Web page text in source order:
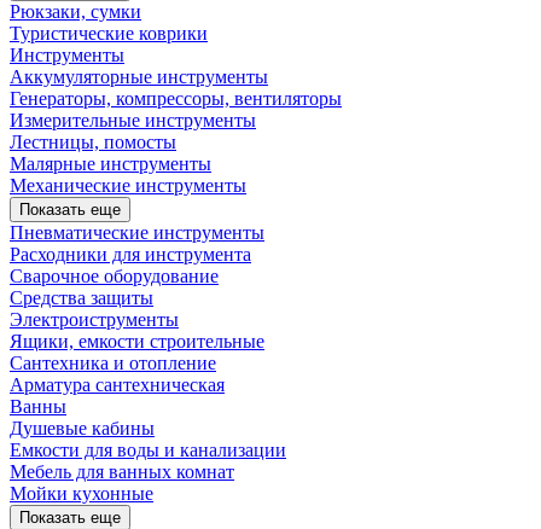
Рюкзаки, сумки
Туристические коврики
Инструменты
Аккумуляторные инструменты
Генераторы, компрессоры, вентиляторы
Измерительные инструменты
Лестницы, помосты
Малярные инструменты
Механические инструменты
Показать еще
Пневматические инструменты
Расходники для инструмента
Сварочное оборудование
Средства защиты
Электроиструменты
Ящики, емкости строительные
Сантехника и отопление
Арматура сантехническая
Ванны
Душевые кабины
Емкости для воды и канализации
Мебель для ванных комнат
Мойки кухонные
Показать еще